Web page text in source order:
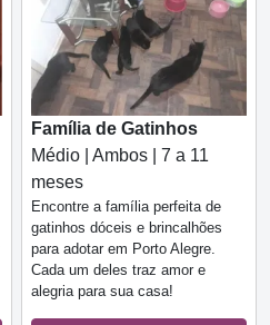
Família de Gatinhos
Médio | Ambos | 7 a 11
meses
Encontre a família perfeita de
gatinhos dóceis e brincalhões
para adotar em Porto Alegre.
Cada um deles traz amor e
alegria para sua casa!